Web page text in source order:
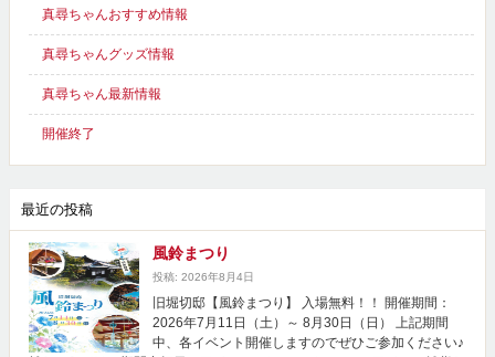
真尋ちゃんおすすめ情報
真尋ちゃんグッズ情報
真尋ちゃん最新情報
開催終了
最近の投稿
風鈴まつり
投稿: 2026年8月4日
旧堀切邸【風鈴まつり】 入場無料！！ 開催期間：
2026年7月11日（土）～ 8月30日（日） 上記期間
中、各イベント開催しますのでぜひご参加ください♪